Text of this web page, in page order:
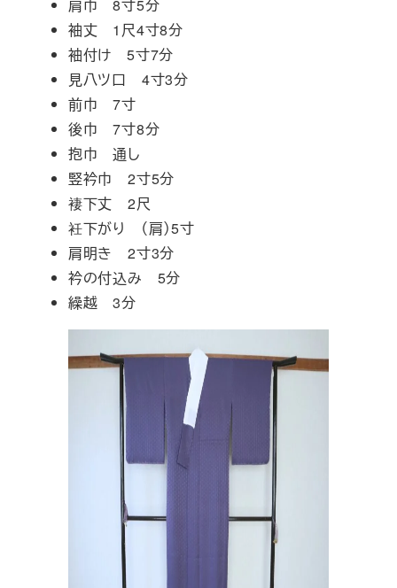
肩巾 8寸5分
袖丈 1尺4寸8分
袖付け 5寸7分
見八ツ口 4寸3分
前巾 7寸
後巾 7寸8分
抱巾 通し
竪衿巾 2寸5分
褄下丈 2尺
衽下がり （肩）5寸
肩明き 2寸3分
衿の付込み 5分
繰越 3分